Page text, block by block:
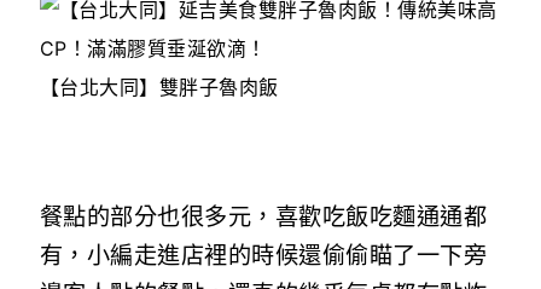
【台北大同】雙胖子魯肉飯
餐點的部分也很多元，喜歡吃飯吃麵通通都
有，小編走進店裡的時候還偷偷瞄了一下旁